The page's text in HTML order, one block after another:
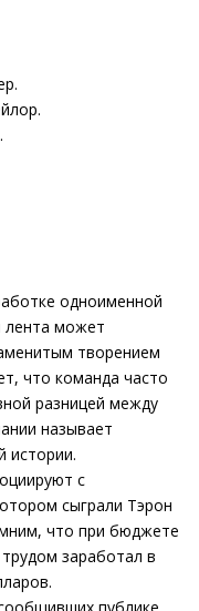
одноименной
лента может
творением
что команда часто
разницей между
называет
истории.
с
сыграли Тэрон
что при бюджете
заработал в